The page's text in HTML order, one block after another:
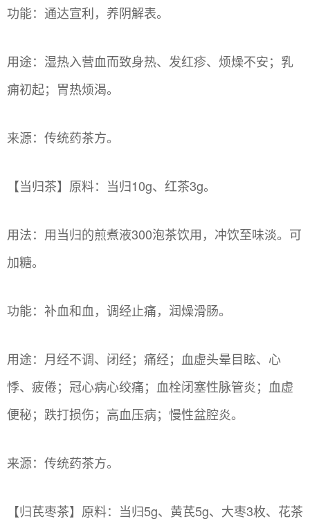
功能：通达宣利，养阴解表。
用途：湿热入营血而致身热、发红疹、烦燥不安；乳
痈初起；胃热烦渴。
来源：传统药茶方。
【当归茶】原料：当归10g、红茶3g。
用法：用当归的煎煮液300泡茶饮用，冲饮至味淡。可
加糖。
功能：补血和血，调经止痛，润燥滑肠。
用途：月经不调、闭经；痛经；血虚头晕目眩、心
悸、疲倦；冠心病心绞痛；血栓闭塞性脉管炎；血虚
便秘；跌打损伤；高血压病；慢性盆腔炎。
来源：传统药茶方。
【归芪枣茶】原料：当归5g、黄芪5g、大枣3枚、花茶